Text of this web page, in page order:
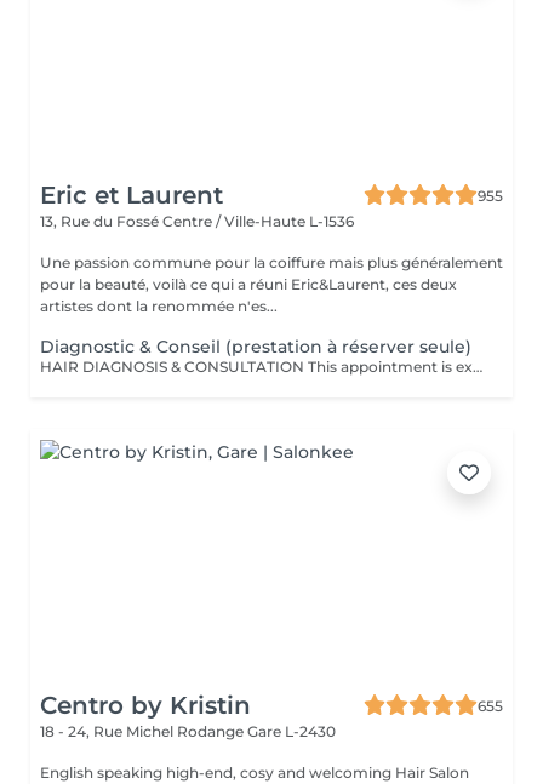
Eric et Laurent
955
13, Rue du Fossé Centre / Ville-Haute L-1536
Une passion commune pour la coiffure mais plus généralement
pour la beauté, voilà ce qui a réuni Eric&Laurent, ces deux
artistes dont la renommée n'es...
Diagnostic & Conseil (prestation à réserver seule)
HAIR DIAGNOSIS & CONSULTATION This appointment is exclusively reserved for a first meeting with our Hair Expert to carry out a personalized assessment of your hair and scalp. This consultation must be booked as a standalone service and cannot be combined with any other treatment or appointment. Following this consultation, we may recommend a tailored hair care plan and personalized solutions based on your specific needs and goals. Hair Diagnosis & Consultation Take a dedicated moment to discuss your hair, your goals, and your daily hair care routine with our specialist. During this appointment, we perform a personalized analysis of your scalp and hair fiber, allowing us to recommend the most suitable haircut, color, and treatments according to your image, lifestyle, and your hair's natural beauty. We also provide expert advice on home care routines and recommend the products best suited to your needs, helping you maintain long-lasting results and preserve the health and beauty of your hair every day. This consultation is also an opportunity to answer all your questions and work together to create a fully customized hair journey tailored specifically to you.
Centro by Kristin
655
18 - 24, Rue Michel Rodange Gare L-2430
English speaking high-end, cosy and welcoming Hair Salon